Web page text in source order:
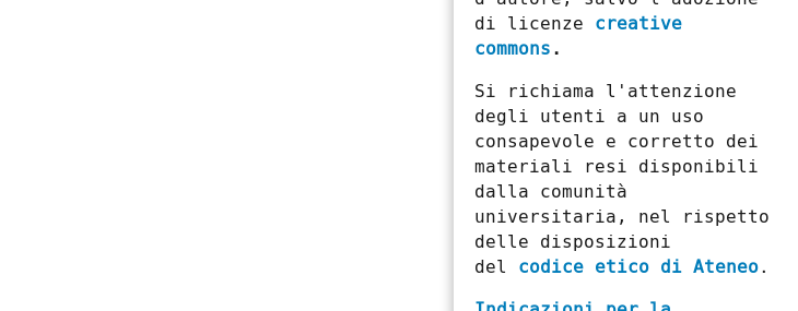
di licenze creative
commons.
Si richiama l'attenzione
degli utenti a un uso
consapevole e corretto dei
materiali resi disponibili
dalla comunità
universitaria, nel rispetto
delle disposizioni
del codice etico di Ateneo.